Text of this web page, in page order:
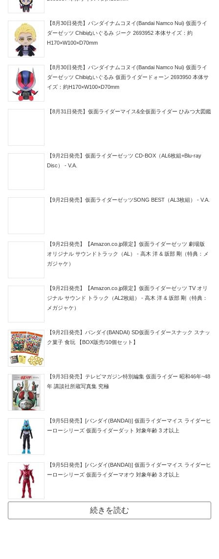
【8月30日発売】バンダイナムコヌイ(Bandai Namco Nui) 仮面ライ
ダーゼッツ Chibiぬいぐるみ ジーク 2693952 本体サイズ：約
H170×W100×D70mm
【8月30日発売】バンダイナムコヌイ(Bandai Namco Nui) 仮面ライ
ダーゼッツ Chibiぬいぐるみ 仮面ライダードォーン 2693950 本体サ
イズ：約H170×W100×D70mm
【8月31日発売】仮面ライダーマイス&全仮面ライダー ひみつ大図鑑
【9月2日発売】仮面ライダーゼッツ CD-BOX（AL6枚組+Blu-ray
Disc） - V.A.
【9月2日発売】仮面ライダーゼッツSONG BEST（AL3枚組） - V.A.
【9月2日発売】【Amazon.co.jp限定】仮面ライダーゼッツ 劇場版
オリジナル サウンドトラック（AL） - 高木 洋 & 坂部 剛（特典：メ
ガジャケ）
【9月2日発売】【Amazon.co.jp限定】仮面ライダーゼッツ TV オリ
ジナル サウンド トラック（AL2枚組） - 高木 洋 & 坂部 剛（特典：
メガジャケ）
【9月2日発売】バンダイ(BANDAI) SD仮面ライダースナック スナッ
ク菓子 食玩 【BOX販売/10個セット】
【9月3日発売】テレビマガジン特別編集 仮面ライダー 昭和46年~48
年 講談社所蔵写真集 究極
【9月5日発売】[バンダイ(BANDAI)] 仮面ライダーマイス ライダーヒ
ーローシリーズ 仮面ライダーダット 対象年齢 3 才以上
【9月5日発売】[バンダイ(BANDAI)] 仮面ライダーマイス ライダーヒ
ーローシリーズ 仮面ライダーマオウ 対象年齢 3 才以上
続きを読む